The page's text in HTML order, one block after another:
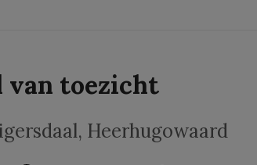
van toezicht
, Heerhugowaard